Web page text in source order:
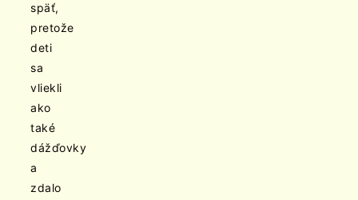
späť,
pretože
deti
sa
vliekli
ako
také
dážďovky
a
zdalo